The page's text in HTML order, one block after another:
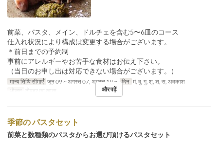
前菜、パスタ、メイン、ドルチェを含む5〜6皿のコース
仕入れ状況により構成は変更する場合がございます。
＊前日までの予約制
事前にアレルギーやお苦手な食材はお伝え下さい。
（当日のお申し出は対応できない場合がございます。）
मान्य तिथि सीमाएँ जून 09 ~ अगस्त 07, अगस्त 19 ~ दिन मं, बु, गु, शु, श, स, अवकाश
भोजन
दोपहर का खाना और पढ़ें
季節の パスタセット
前菜と数種類のパスタからお選び頂けるパスタセット